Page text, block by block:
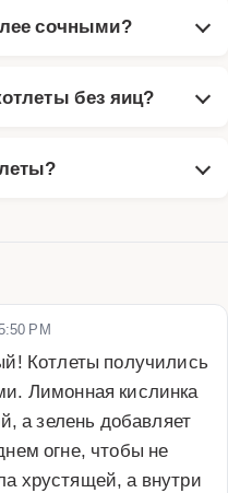
сочными?
без яиц?
PM
Котлеты получились
Лимонная кислинка
а зелень добавляет
огне, чтобы не
хрустящей, а внутри